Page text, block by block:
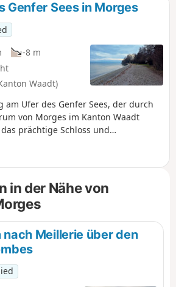
Genfer Sees in Morges
-8 m
Waadt)
am Ufer des Genfer Sees, der durch
von Morges im Kanton Waadt
prächtige Schloss und
stattfindet. Bei schönem Wetter
der französischen Alpen
in der Nähe von
nach Meillerie über den